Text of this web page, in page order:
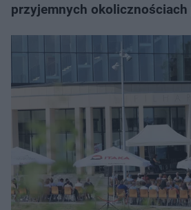
przyjemnych okolicznościach